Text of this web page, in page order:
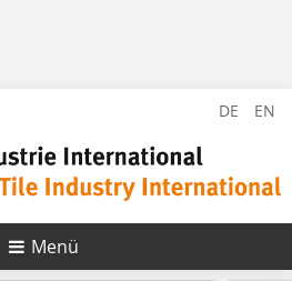
DE EN
Menü